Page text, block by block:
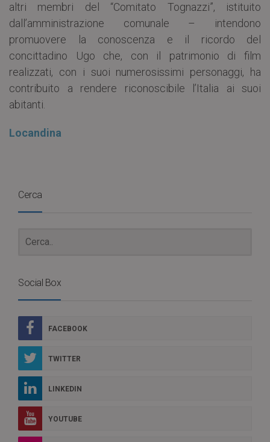
altri membri del “Comitato Tognazzi”, istituito
dall’amministrazione comunale – intendono
promuovere la conoscenza e il ricordo del
concittadino Ugo che, con il patrimonio di film
realizzati, con i suoi numerosissimi personaggi, ha
contribuito a rendere riconoscibile l’Italia ai suoi
abitanti.
Locandina
Cerca
Social Box
FACEBOOK
TWITTER
LINKEDIN
YOUTUBE